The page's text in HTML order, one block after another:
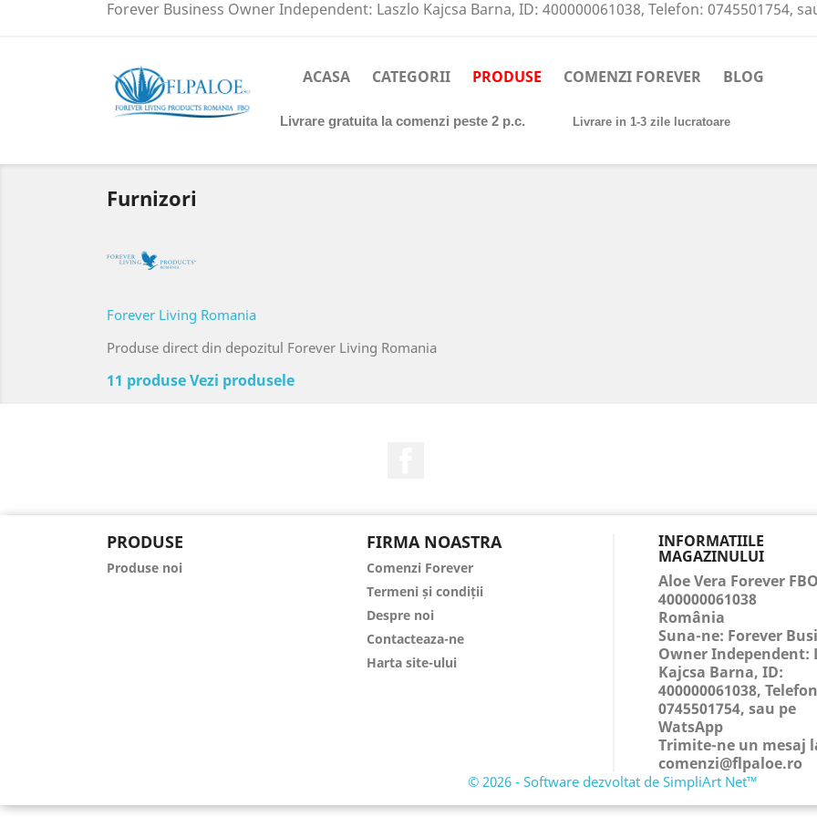
Forever Business Owner Independent: Laszlo Kajcsa Barna, ID: 400000061038, Telefon: 0745501754,
ACASA CATEGORII PRODUSE COMENZI FOREVER BLOG
Livrare gratuita la comenzi peste 2 p.c. Livrare in 1-3 zile lucratoare
Furnizori
Forever Living Romania
Produse direct din depozitul Forever Living Romania
11 produseVezi produsele
PRODUSE
Produse noi
FIRMA NOASTRA
Comenzi Forever
Termeni și condiții
Despre noi
Contacteaza-ne
Harta site-ului
INFORMATIILE
MAGAZINULUI
Aloe Vera Forever FBO
400000061038
România
Suna-ne: Forever
Owner Independent:
Kajcsa Barna, ID:
400000061038,
0745501754, sau pe
WatsApp
Trimite-ne un mesaj
comenzi@flpaloe.ro
© 2026 - Software dezvoltat de SimpliArt Net™